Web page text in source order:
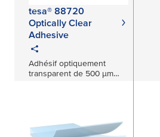
tesa® 88720
Optically Clear
Adhesive
Adhésif optiquement
transparent de 500 μm